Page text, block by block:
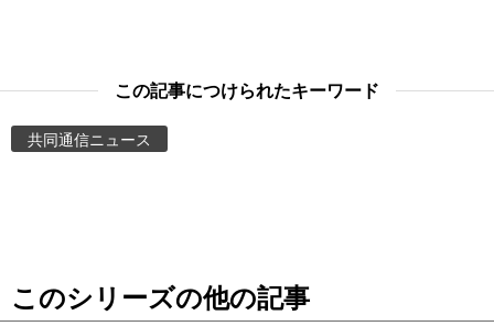
スポーツ・東京2020
Images
この記事につけられたキーワード
共同通信ニュース
このシリーズの他の記事